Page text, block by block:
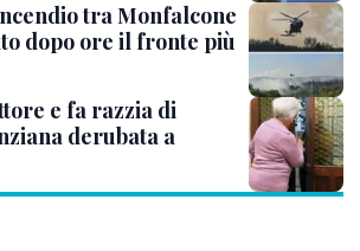
tra Monfalcone
dopo ore il fronte più
e fa razzia di
derubata a